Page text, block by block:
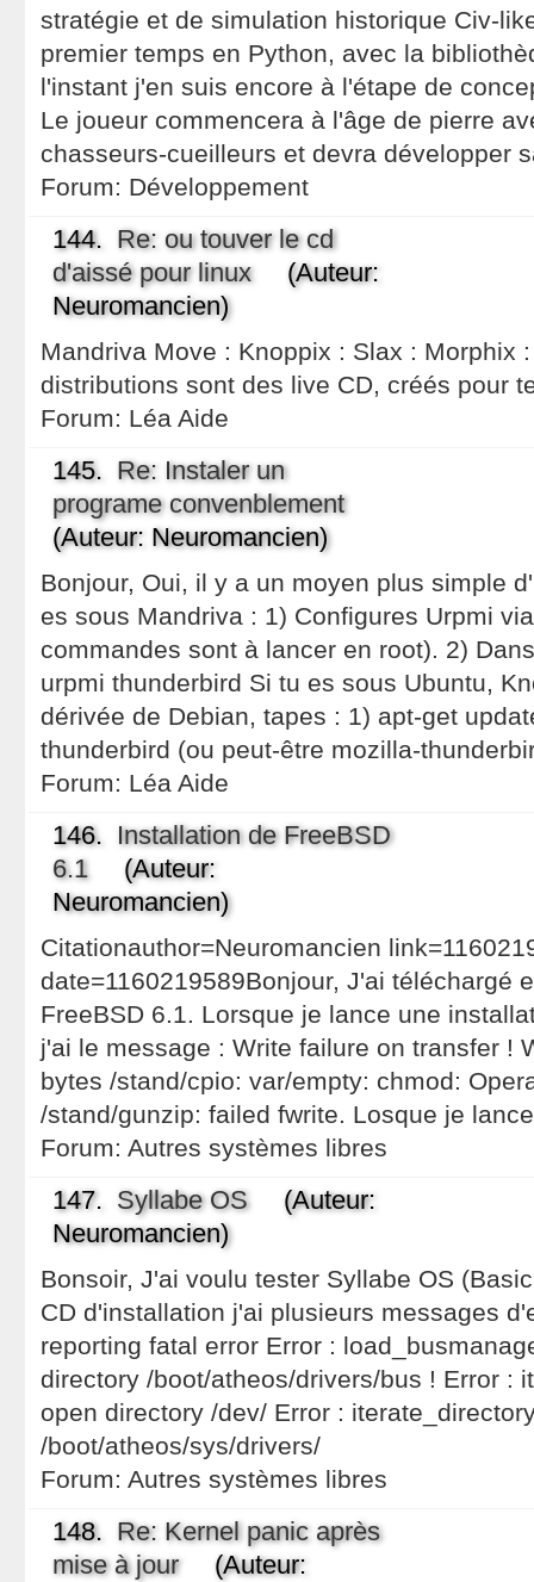
stratégie et de simulation historique Civ-
premier temps en Python, avec la
l'instant j'en suis encore à l'étape de
Le joueur commencera à l'âge de pierre
chasseurs-cueilleurs et devra développer
Forum: Développement
144. Re: ou touver le cd
d'aissé pour linux(Auteur:
Neuromancien)
Mandriva Move : Knoppix : Slax : Morphix
distributions sont des live CD, créés pour
Forum: Léa Aide
145. Re: Instaler un
programe convenblement
(Auteur: Neuromancien)
Bonjour, Oui, il y a un moyen plus simple
es sous Mandriva : 1) Configures Urpmi
commandes sont à lancer en root). 2)
urpmi thunderbird Si tu es sous Ubuntu,
dérivée de Debian, tapes : 1) apt-get
thunderbird (ou peut-être mozilla-
Forum: Léa Aide
146. Installation de FreeBSD
6.1(Auteur:
Neuromancien)
Citationauthor=Neuromancien
date=1160219589Bonjour, J'ai téléchargé
FreeBSD 6.1. Lorsque je lance une
j'ai le message : Write failure on transfer !
bytes /stand/cpio: var/empty: chmod:
/stand/gunzip: failed fwrite. Losque je
Forum: Autres systèmes libres
147. Syllabe OS(Auteur:
Neuromancien)
Bonsoir, J'ai voulu tester Syllabe OS
CD d'installation j'ai plusieurs messages
reporting fatal error Error :
directory /boot/atheos/drivers/bus ! Error :
open directory /dev/ Error :
/boot/atheos/sys/drivers/
Forum: Autres systèmes libres
148. Re: Kernel panic après
mise à jour(Auteur: